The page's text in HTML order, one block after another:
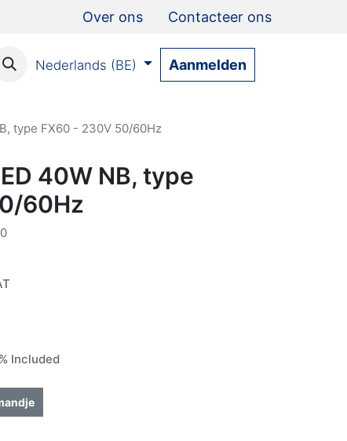
Over ons Contacteer ons
Nederlands (BE) Aanmelden
type FX60 - 230V 50/60Hz
40W NB, type
60Hz
Included